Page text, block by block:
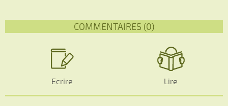
COMMENTAIRES (0)
Ecrire Lire